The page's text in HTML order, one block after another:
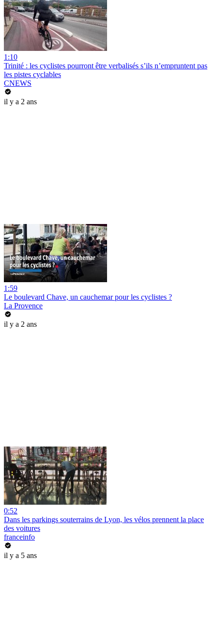
1:10
Trinité : les cyclistes pourront être verbalisés s’ils n’empruntent pas
les pistes cyclables
CNEWS
il y a 2 ans
1:59
Le boulevard Chave, un cauchemar pour les cyclistes ?
La Provence
il y a 2 ans
0:52
Dans les parkings souterrains de Lyon, les vélos prennent la place
des voitures
franceinfo
il y a 5 ans